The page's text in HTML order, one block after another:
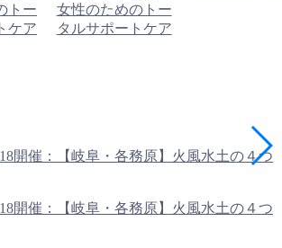
トー
ケア
女性のためのトー
タルサポートケア
18開催：【岐阜・各務原】火風水土の４つ
18開催：【岐阜・各務原】火風水土の４つ